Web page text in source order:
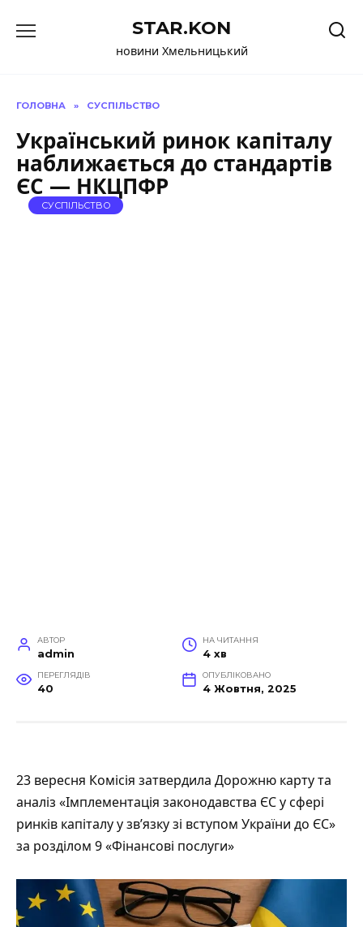
до
STAR.KON
новини Хмельницький
ГОЛОВНА » СУСПІЛЬСТВО
Український ринок капіталу
наближається до стандартів
ЄС — НКЦПФР
СУСПІЛЬСТВО
АВТОР
admin
НА ЧИТАННЯ
4 хв
ПЕРЕГЛЯДІВ
40
ОПУБЛІКОВАНО
4 Жовтня, 2025
23 вересня Комісія затвердила Дорожню карту та
аналіз «Імплементація законодавства ЄС у сфері
ринків капіталу у зв’язку зі вступом України до ЄС»
за розділом 9 «Фінансові послуги»